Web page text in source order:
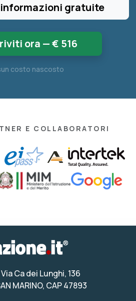
gratuite
ora — € 516
costo nascosto
E COLLABORATORI
Ca dei Lunghi, 136
MARINO, CAP 47893